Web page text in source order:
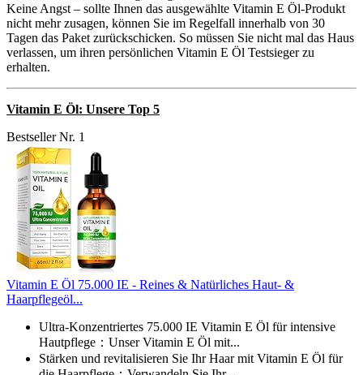
Keine Angst – sollte Ihnen das ausgewählte Vitamin E Öl-Produkt
nicht mehr zusagen, können Sie im Regelfall innerhalb von 30
Tagen das Paket zurückschicken. So müssen Sie nicht mal das Haus
verlassen, um ihren persönlichen Vitamin E Öl Testsieger zu
erhalten.
Vitamin E Öl: Unsere Top 5
Bestseller Nr. 1
Vitamin E Öl 75.000 IE - Reines & Natürliches Haut- &
Haarpflegeöl...
Ultra-Konzentriertes 75.000 IE Vitamin E Öl für intensive
Hautpflege：Unser Vitamin E Öl mit...
Stärken und revitalisieren Sie Ihr Haar mit Vitamin E Öl für